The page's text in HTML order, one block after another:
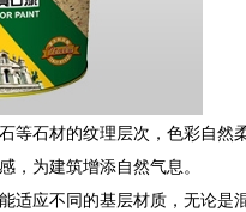
石材的纹理层次，色彩自
为建筑增添自然气息。
应不同的基层材质，无论